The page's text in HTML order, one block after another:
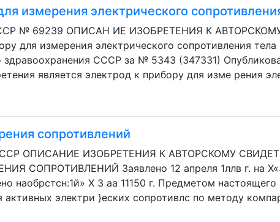
измерения электрического
№ 69239 ОПИСАН ИЕ ИЗОБРЕТЕНИЯ К
для измерения электрического сопротивления тела
здравоохранения СССР за № 5343 (347331)
является электрод к прибору для изме рения
сопротивлений
ОПИСАНИЕ ИЗОБРЕТЕНИЯ К АВТОРСКОМУ
СОПРОТИВЛЕНИЙ Заявлено 12 апреля 1ллв г. на
наобрстсн:1й» X 3 аа 11150 г. Предметом настоящего
активных электри }еских сопротивлс по методу